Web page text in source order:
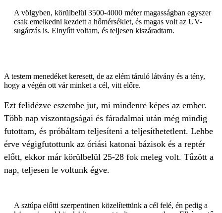
A völgyben, körülbelül 3500-4000 méter magasságban egyszer
csak emelkedni kezdett a hőmérséklet, és magas volt az UV-
sugárzás is. Elnyűtt voltam, és teljesen kiszáradtam.
A testem menedéket keresett, de az elém táruló látvány és a tény,
hogy a végén ott vár minket a cél, vitt előre.
Ezt felidézve eszembe jut, mi mindenre képes az ember.
Több nap viszontagságai és fáradalmai után még mindig
futottam, és próbáltam teljesíteni a teljesíthetetlent. Lehbe
érve végigfutottunk az óriási katonai bázisok és a reptér
előtt, ekkor már körülbelül 25-28 fok meleg volt. Tűzött a
nap, teljesen le voltunk égve.
A sztúpa előtti szerpentinen közelítettünk a cél felé, én pedig a